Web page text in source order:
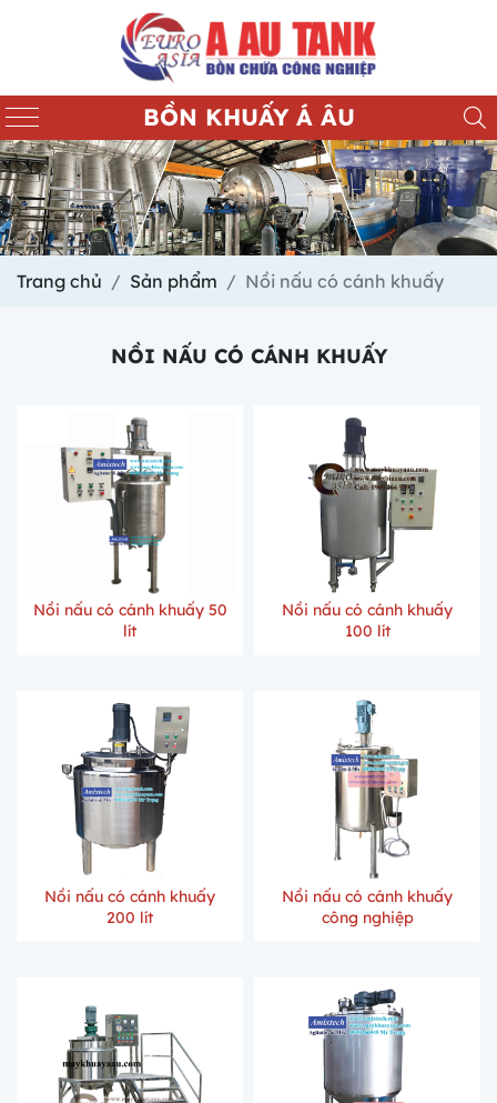
BỒN KHUẤY Á ÂU
Trang chủ Sản phẩm Nồi nấu có cánh khuấy
NỒI NẤU CÓ CÁNH KHUẤY
Nồi nấu có cánh khuấy 50
lít
Nồi nấu có cánh khuấy
100 lít
Nồi nấu có cánh khuấy
200 lít
Nồi nấu có cánh khuấy
công nghiệp